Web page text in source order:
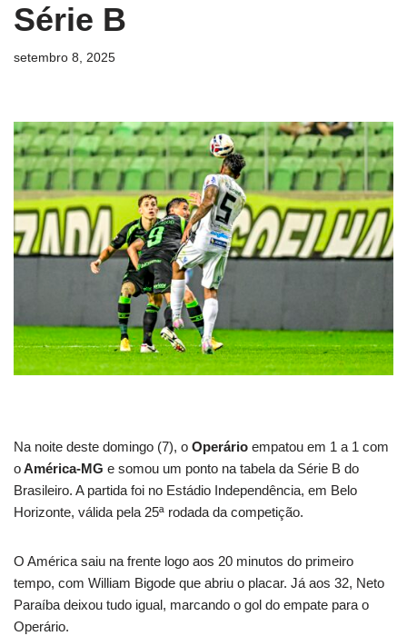
Série B
setembro 8, 2025
Na noite deste domingo (7), o Operário empatou em 1 a 1 com
oAmérica-MG e somou um ponto na tabela da Série B do
Brasileiro. A partida foi no Estádio Independência, em Belo
Horizonte, válida pela 25ª rodada da competição.
O América saiu na frente logo aos 20 minutos do primeiro
tempo, com William Bigode que abriu o placar. Já aos 32, Neto
Paraíba deixou tudo igual, marcando o gol do empate para o
Operário.